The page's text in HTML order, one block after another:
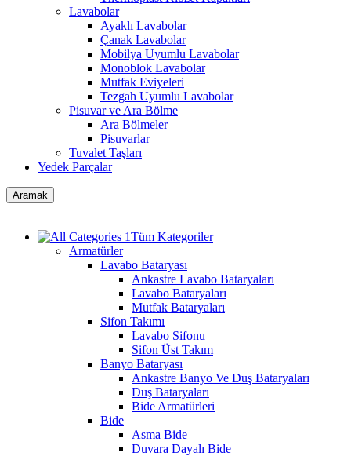
Lavabolar
Ayaklı Lavabolar
Çanak Lavabolar
Mobilya Uyumlu Lavabolar
Monoblok Lavabolar
Mutfak Eviyeleri
Tezgah Uyumlu Lavabolar
Pisuvar ve Ara Bölme
Ara Bölmeler
Pisuvarlar
Tuvalet Taşları
Yedek Parçalar
Aramak
Tüm Kategoriler
Armatürler
Lavabo Bataryası
Ankastre Lavabo Bataryaları
Lavabo Bataryaları
Mutfak Bataryaları
Sifon Takımı
Lavabo Sifonu
Sifon Üst Takım
Banyo Bataryası
Ankastre Banyo Ve Duş Bataryaları
Duş Bataryaları
Bide Armatürleri
Bide
Asma Bide
Duvara Dayalı Bide